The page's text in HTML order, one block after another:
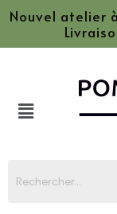
Nouvel atelier à